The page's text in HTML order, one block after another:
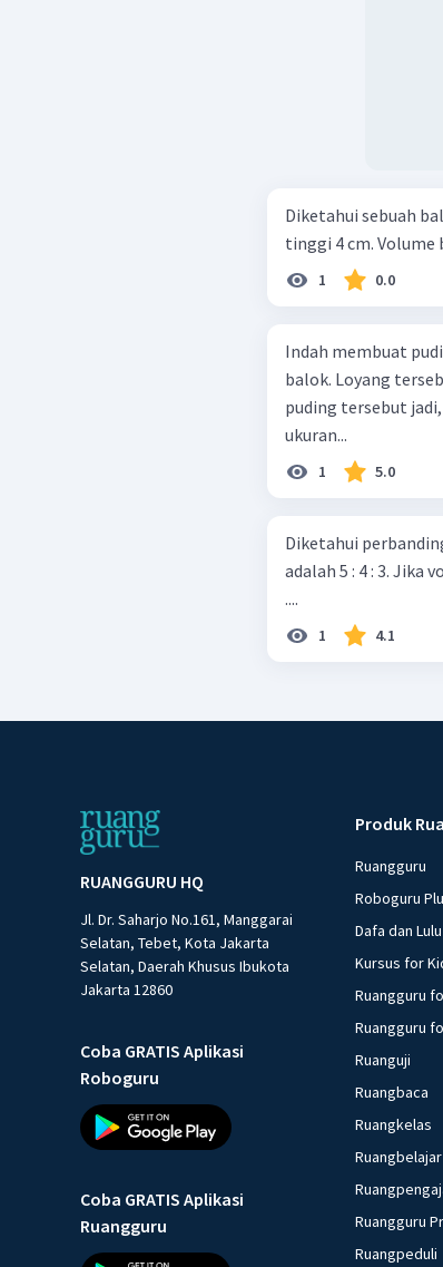
Diketahui sebuah
tinggi 4 cm.
1 0.0
Indah membuat
balok. Loyang
puding tersebut
ukuran...
1 5.0
Diketahui
adalah 5 : 4 : 3. Jika
....
1 4.1
RUANGGURU HQ
Jl. Dr. Saharjo No.161, Manggarai
Selatan, Tebet, Kota Jakarta
Selatan, Daerah Khusus Ibukota
Jakarta 12860
Coba GRATIS Aplikasi
Roboguru
Coba GRATIS Aplikasi
Ruangguru
Produk
Ruangguru
Roboguru
Dafa dan Lulu
Kursus for
Ruangguru
Ruangguru
Ruanguji
Ruangbaca
Ruangkelas
Ruangbelajar
Ruangguru
Ruangpeduli